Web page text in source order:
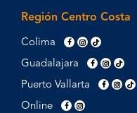
Región Centro Costa
Colima
Guadalajara
Puerto Vallarta
Online